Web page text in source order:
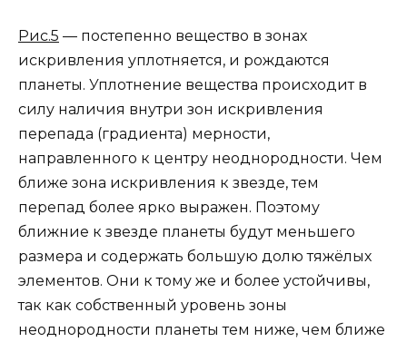
Рис.5 — постепенно вещество в зонах
искривления уплотняется, и рождаются
планеты. Уплотнение вещества происходит в
силу наличия внутри зон искривления
перепада (градиента) мерности,
направленного к центру неоднородности. Чем
ближе зона искривления к звезде, тем
перепад более ярко выражен. Поэтому
ближние к звезде планеты будут меньшего
размера и содержать большую долю тяжёлых
элементов. Они к тому же и более устойчивы,
так как собственный уровень зоны
неоднородности планеты тем ниже, чем ближе